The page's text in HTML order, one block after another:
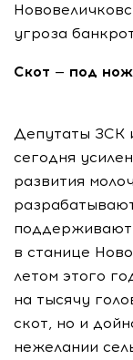
угроза
Скот — под
Депутаты ЗСК
сегодня
развития
поддерживают
в станице
летом этого
на тысячу
скот, но и
нежелании